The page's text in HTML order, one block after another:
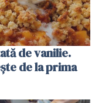
de vanilie.
de la prima